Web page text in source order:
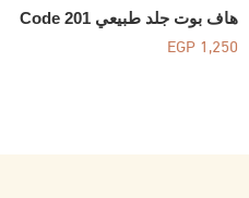
هاف بوت جلد طبيعي Code 201
EGP1,250